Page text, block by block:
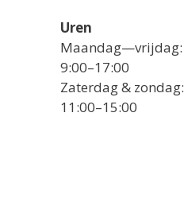
Uren
Maandag—vrijdag:
9:00–17:00
Zaterdag & zondag:
11:00–15:00